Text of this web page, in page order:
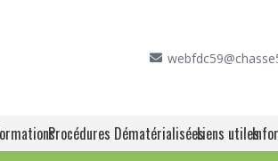
Procédures DématérialiséesLiens utiles